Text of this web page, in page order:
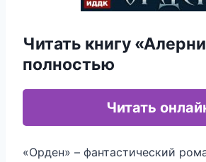
Читать книгу
полностью
Читать
«Орден» – фантастический